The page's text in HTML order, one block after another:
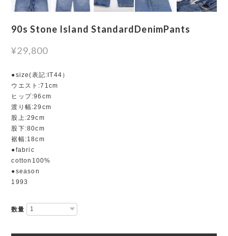
90s Stone Island StandardDenimPants
¥29,800
●size(表記:IT44）
ウエスト:71cm
ヒップ:96cm
渡り幅:29cm
股上:29cm
股下:80cm
裾幅:18cm
●fabric
cotton100%
●season
1993
数量